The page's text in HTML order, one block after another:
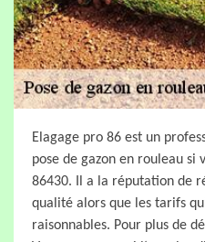
Elagage pro 86 est un
pose de gazon en rouleau si
86430. Il a la réputation de
qualité alors que les tarifs
raisonnables. Pour plus de